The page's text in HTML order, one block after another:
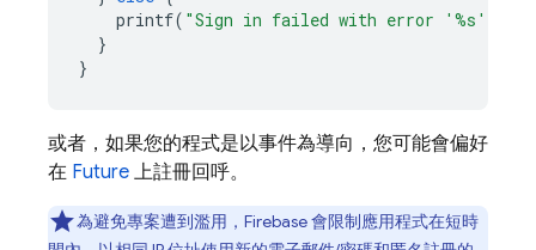
printf( "Sign in failed with error '%s'
}
}
或者，如果您的程式是以事件為導向，您可能會偏好
在 Future 上註冊回呼。
為避免專案遭到濫用，Firebase 會限制應用程式在短時